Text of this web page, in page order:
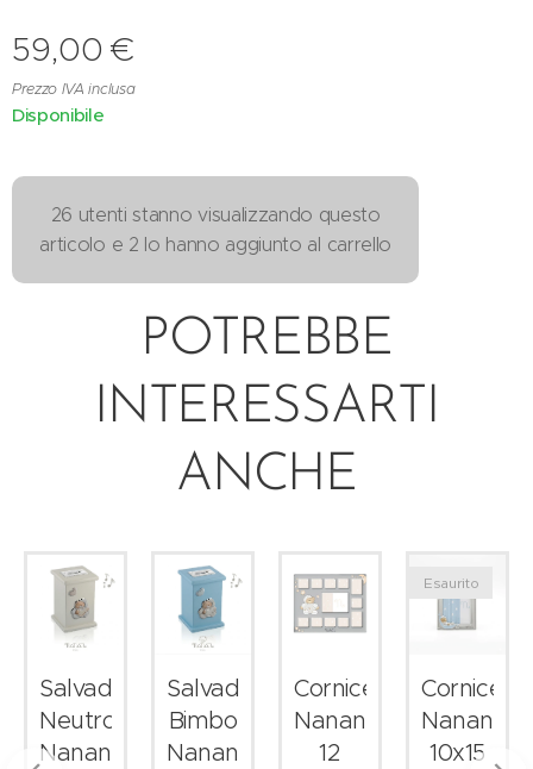
59,00 €
Prezzo IVA inclusa
Disponibile
26 utenti stanno visualizzando questo
articolo e 2 lo hanno aggiunto al carrello
POTREBBE
INTERESSARTI
ANCHE
Salvadanaio
Neutro
Nanan
Salvadanaio
Bimbo
Nanan
Cornice
Nanan
12
Cornice
Nanan
10x15
Esaurito